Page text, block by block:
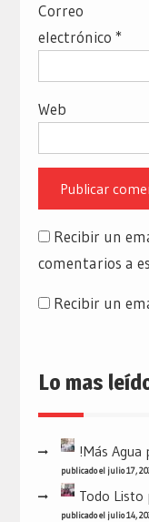
Correo
electrónico *
Web
Recibir un
comentarios a
Recibir un
Lo mas
!Más Agua
publicado el julio 17,
Todo Listo
publicado el julio 14,